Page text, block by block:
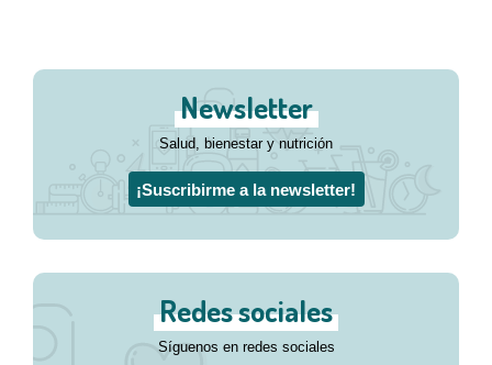
Newsletter
Salud, bienestar y nutrición
¡Suscribirme a la newsletter!
Redes sociales
Síguenos en redes sociales